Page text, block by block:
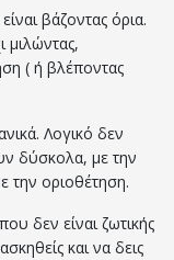
βάζοντας όρια.
μιλώντας,
( ή βλέποντας
Λογικό δεν
δύσκολα, με την
την οριοθέτηση.
δεν είναι ζωτικής
και να δεις